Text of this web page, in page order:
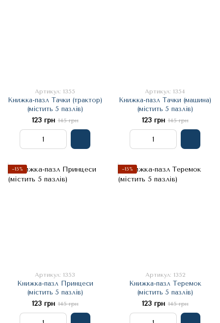
Артикул: 1355
Книжка-пазл Тачки (трактор)
(містить 5 пазлів)
123 грн 145 грн
Артикул: 1354
Книжка-пазл Тачки (машина)
(містить 5 пазлів)
123 грн 145 грн
−15%
Артикул: 1353
Книжка-пазл Принцеси
(містить 5 пазлів)
123 грн 145 грн
−15%
Артикул: 1352
Книжка-пазл Теремок
(містить 5 пазлів)
123 грн 145 грн